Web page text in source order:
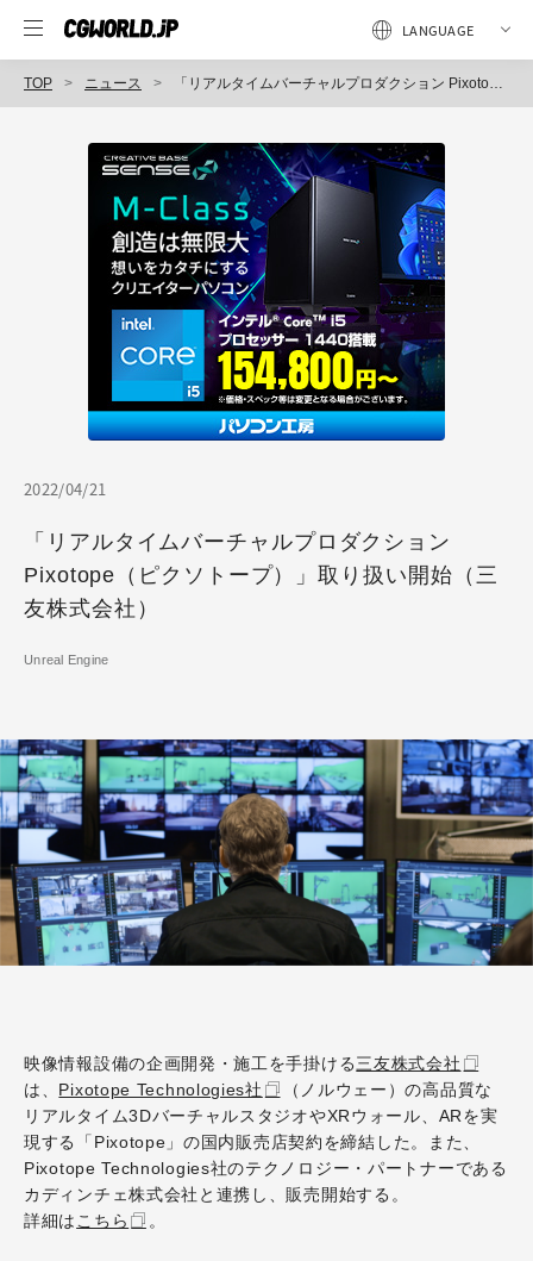
TOP ニュース 「リアルタイムバーチャルプロダクション Pixotope（ピクソトープ）」取り扱い開始（三友株式会社）
2022/04/21
「リアルタイムバーチャルプロダクション
Pixotope（ピクソトープ）」取り扱い開始（三
友株式会社）
Unreal Engine
映像情報設備の企画開発・施工を手掛ける三友株式会社
は、 Pixotope Technologies社
（ノルウェー）の高品質な
リアルタイム3DバーチャルスタジオやXRウォール、ARを実
現する「Pixotope」の国内販売店契約を締結した。また、
Pixotope Technologies社のテクノロジー・パートナーである
カディンチェ株式会社と連携し、販売開始する。
詳細は こちら 。